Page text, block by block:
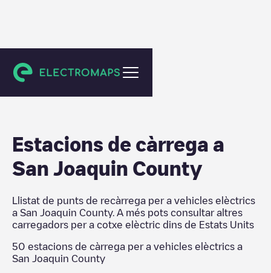
Estats Units
Estacions de càrrega a
San Joaquin County
Llistat de punts de recàrrega per a vehicles elèctrics
a San Joaquin County. A més pots consultar altres
carregadors per a cotxe elèctric dins de Estats Units
50 estacions de càrrega per a vehicles elèctrics a
San Joaquin County